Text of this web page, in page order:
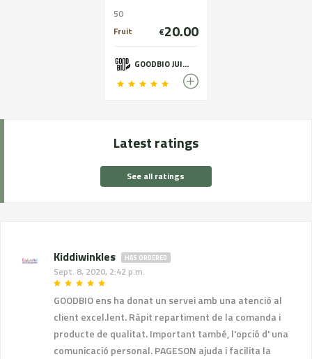
ecológicas ( Golden -
Granny - Story )
50
Fruit
€20.00
GOODBIO JUICE
Latest ratings
See all ratings
Kiddiwinkles HAS ORDERED
Sept. 8, 2020, 2:42 p.m.
GOODBIO ens ha donat un servei amb una atenció al
client excel.lent. Ràpit repartiment de la comanda i
producte de qualitat. Important també, l'opció d' una
comunicació personal. PAGESON ajuda i facilita la